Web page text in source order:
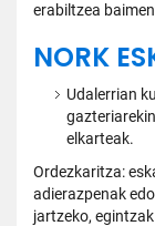
erabiltzea
NORK
Udalerrian
elkarteak.
Ordezkaritza:
adierazpenak
jartzeko,